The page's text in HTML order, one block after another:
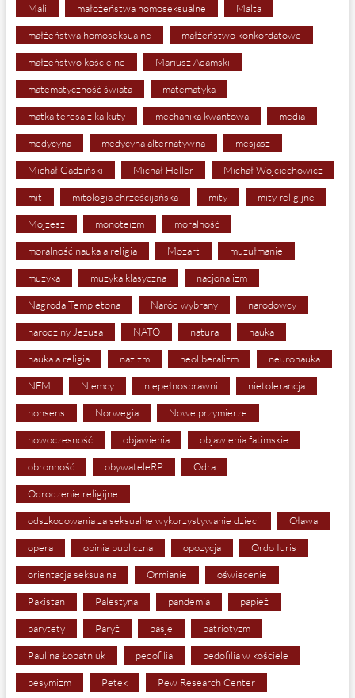
Mali małożeństwa homoseksualne Malta
małżeństwa homoseksualne małżeństwo konkordatowe
małżeństwo kościelne Mariusz Adamski
matematyczność świata matematyka
matka teresa z kalkuty mechanika kwantowa media
medycyna medycyna alternatywna mesjasz
Michał Gadziński Michał Heller Michał Wojciechowicz
mit mitologia chrześcijańska mity mity religijne
Mojżesz monoteizm moralność
moralność nauka a religia Mozart muzułmanie
muzyka muzyka klasyczna nacjonalizm
Nagroda Templetona Naród wybrany narodowcy
narodziny Jezusa NATO natura nauka
nauka a religia nazizm neoliberalizm neuronauka
NFM Niemcy niepełnosprawni nietolerancja
nonsens Norwegia Nowe przymierze
nowoczesność objawienia objawienia fatimskie
obronność obywateleRP Odra
Odrodzenie religijne
odszkodowania za seksualne wykorzystywanie dzieci Oława
opera opinia publiczna opozycja Ordo Iuris
orientacja seksualna Ormianie oświecenie
Pakistan Palestyna pandemia papież
parytety Paryż pasje patriotyzm
Paulina Łopatniuk pedofilia pedofilia w kościele
pesymizm Petek Pew Research Center